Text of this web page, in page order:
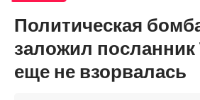
Политическая
заложил
еще не взорвалась